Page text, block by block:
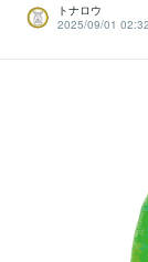
トナロウ
2025/09/01 02:32